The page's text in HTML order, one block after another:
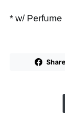
* w/ Perfume
Share